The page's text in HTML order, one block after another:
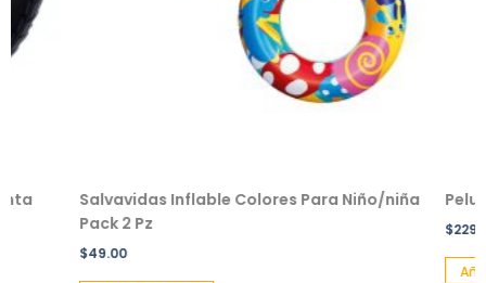
Salvavidas Inflable Colores Para Niño/niña
Pack 2 Pz
49.00
Peluche
229.00
Añadir al